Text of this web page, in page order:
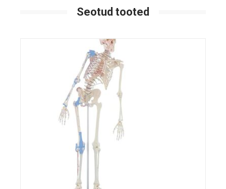
Seotud tooted